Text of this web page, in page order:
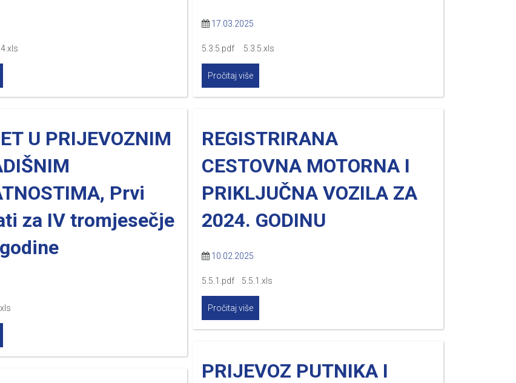
17.03.2025
5.3.5.pdf 5.3.5.xls
Pročitaj više
U PRIJEVOZNIM
Prvi
za IV tromjesečje
REGISTRIRANA
CESTOVNA MOTORNA I
PRIKLJUČNA VOZILA ZA
2024. GODINU
10.02.2025
5.5.1.pdf 5.5.1.xls
Pročitaj više
PRIJEVOZ PUTNIKA I